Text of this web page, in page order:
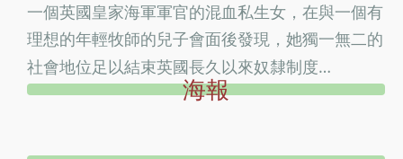
一個英國皇家海軍軍官的混血私生女，在與一個有
理想的年輕牧師的兒子會面後發現，她獨一無二的
社會地位足以結束英國長久以來奴隸制度…
海報